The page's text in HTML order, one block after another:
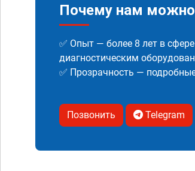
Почему нам можно
✅ Опыт — более 8 лет в
диагностическим
✅ Прозрачность —
Позвонить Telegram